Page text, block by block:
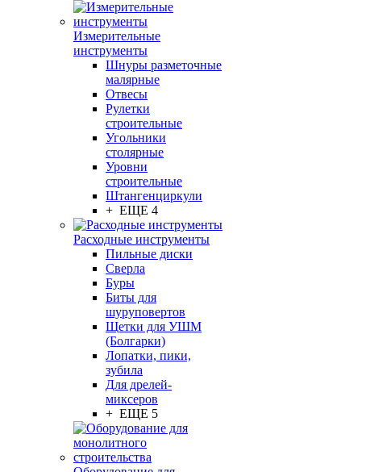
Измерительные
инструменты
Шнуры разметочные
малярные
Отвесы
Рулетки
строительные
Угольники
столярные
Уровни
строительные
Штангенциркули
+ ЕЩЕ 4
Расходные инструменты
Пильные диски
Сверла
Буры
Биты для
шуруповертов
Щетки для УШМ
(Болгарки)
Лопатки, пики,
зубила
Для дрелей-
миксеров
+ ЕЩЕ 5